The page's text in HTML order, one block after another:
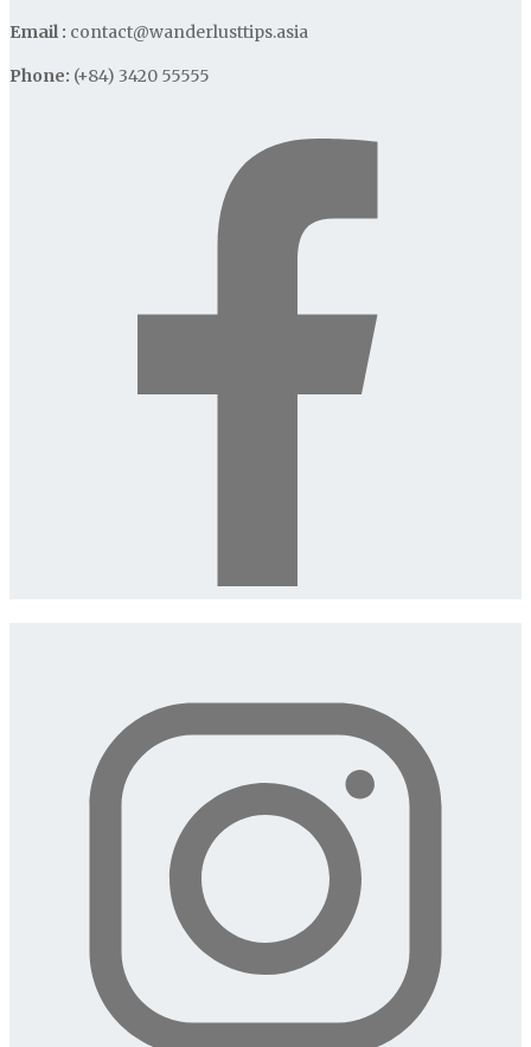
Email : contact@wanderlusttips.asia
Phone: (+84) 3420 55555